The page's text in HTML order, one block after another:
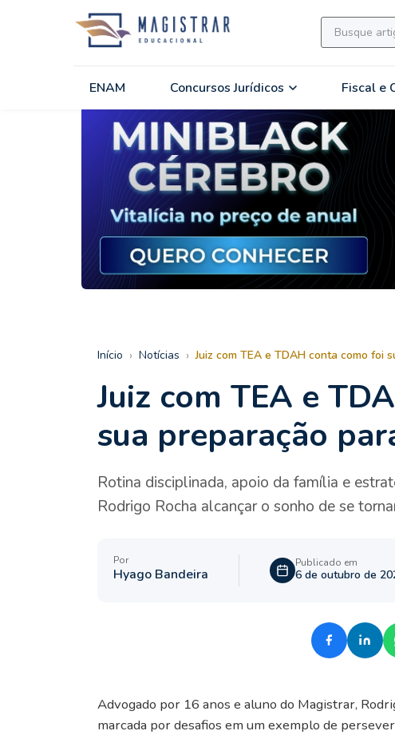
ENAM Concursos Jurídicos Fiscal e
Início › Notícias › Juiz com TEA e TDAH conta como foi
Juiz com TEA e
sua preparação
Rotina disciplinada, apoio da família e
Rodrigo Rocha alcançar o sonho de se
Por
Hyago Bandeira
Publicado em
6 de outubro de
Advogado por 16 anos e aluno do Magistrar,
marcada por desafios em um exemplo de